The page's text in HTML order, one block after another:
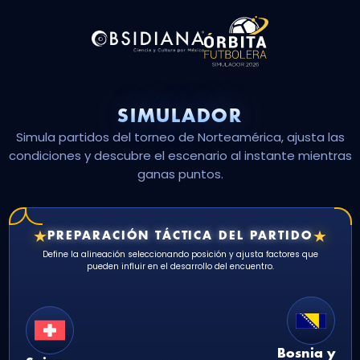
SIMULADOR
Simula partidos del torneo de Norteamérica, ajusta las
condiciones y descubre el escenario al instante mientras
ganas puntos.
★PREPARACIÓN TÁCTICA DEL PARTIDO★
Define la alineación seleccionando posición y ajusta factores que
pueden influir en el desarrollo del encuentro.
Bosnia y